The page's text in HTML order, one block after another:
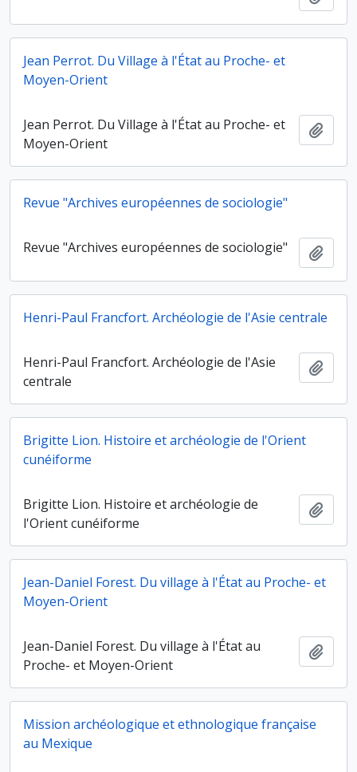
Jean Perrot. Du Village à l'État au Proche- et
Moyen-Orient
Jean Perrot. Du Village à l'État au Proche- et
Moyen-Orient
Revue "Archives européennes de sociologie"
Revue "Archives européennes de sociologie"
Henri-Paul Francfort. Archéologie de l'Asie centrale
Henri-Paul Francfort. Archéologie de l'Asie
centrale
Brigitte Lion. Histoire et archéologie de l'Orient
cunéiforme
Brigitte Lion. Histoire et archéologie de
l'Orient cunéiforme
Jean-Daniel Forest. Du village à l'État au Proche- et
Moyen-Orient
Jean-Daniel Forest. Du village à l'État au
Proche- et Moyen-Orient
Mission archéologique et ethnologique française
au Mexique